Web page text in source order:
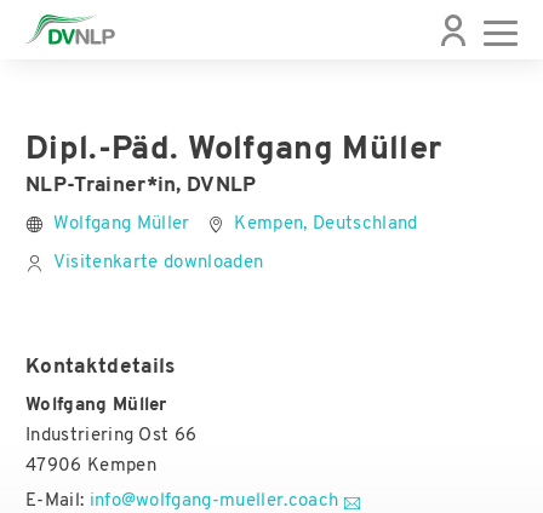
Dipl.-Päd. Wolfgang Müller
NLP-Trainer*in, DVNLP
Wolfgang Müller Kempen, Deutschland
Visitenkarte downloaden
Kontaktdetails
Wolfgang Müller
Industriering Ost 66
47906 Kempen
E-Mail: info@wolfgang-mueller.coach